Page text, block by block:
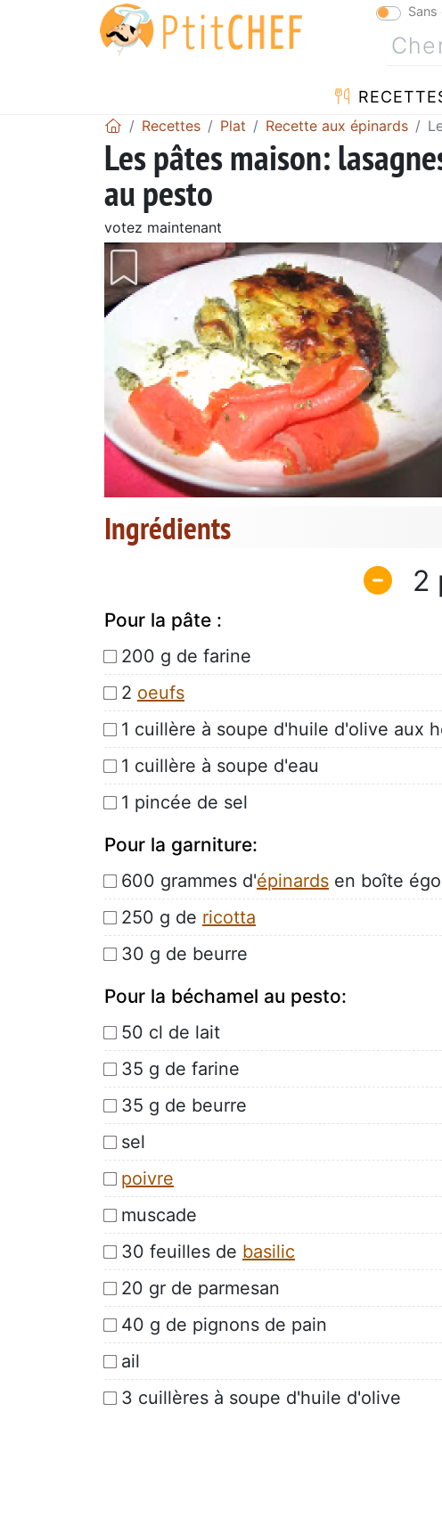
Sans
Recettes Plat Recette aux épinards
Les pâtes maison:
au pesto
votez maintenant
Ingrédients
2
Pour la pâte :
200 g de farine
2 oeufs
1 cuillère à soupe d'huile d'olive aux
1 cuillère à soupe d'eau
1 pincée de sel
Pour la garniture:
600 grammes d'épinards en boîte
250 g de ricotta
30 g de beurre
Pour la béchamel au pesto:
50 cl de lait
35 g de farine
35 g de beurre
sel
poivre
muscade
30 feuilles de basilic
20 gr de parmesan
40 g de pignons de pain
ail
3 cuillères à soupe d'huile d'olive